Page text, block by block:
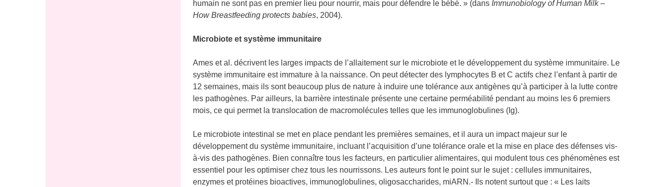
humain ne sont pas en premier lieu pour nourrir, mais pour défendre le bébé. » (dans Immunobiology of Human Milk –
How Breastfeeding protects babies, 2004).
Microbiote et système immunitaire
Ames et al. décrivent les larges impacts de l’allaitement sur le microbiote et le développement du système immunitaire. Le
système immunitaire est immature à la naissance. On peut détecter des lymphocytes B et C actifs chez l’enfant à partir de
12 semaines, mais ils sont beaucoup plus de nature à induire une tolérance aux antigènes qu’à participer à la lutte contre
les pathogènes. Par ailleurs, la barrière intestinale présente une certaine perméabilité pendant au moins les 6 premiers
mois, ce qui permet la translocation de macromolécules telles que les immunoglobulines (Ig).
Le microbiote intestinal se met en place pendant les premières semaines, et il aura un impact majeur sur le
développement du système immunitaire, incluant l’acquisition d’une tolérance orale et la mise en place des défenses vis-
à-vis des pathogènes. Bien connaître tous les facteurs, en particulier alimentaires, qui modulent tous ces phénomènes est
essentiel pour les optimiser chez tous les nourrissons. Les auteurs font le point sur le sujet : cellules immunitaires,
enzymes et protéines bioactives, immunoglobulines, oligosaccharides, miARN.- Ils notent surtout que : « Les laits